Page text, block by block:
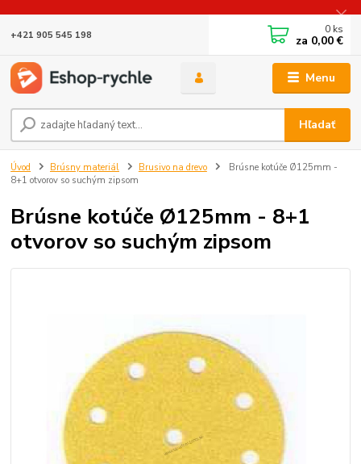
Menu
Hľadať
+421 905 545 198 0 ks
za 0,00 €
Úvod Brúsny materiál Brusivo na drevo
Brúsne kotúče Ø125mm -
8+1 otvorov so suchým zipsom
Brúsne kotúče Ø125mm - 8+1
otvorov so suchým zipsom